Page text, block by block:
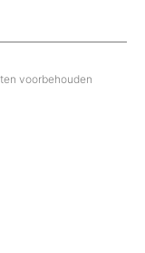
voorbehouden